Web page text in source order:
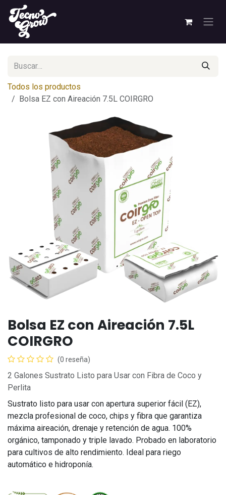
Ir al contenido
Todos los productos
Bolsa EZ con Aireación 7.5L COIRGRO
Bolsa EZ con Aireación 7.5L
COIRGRO
(0 reseña)
2 Galones Sustrato Listo para Usar con Fibra de Coco y
Perlita
Sustrato listo para usar con apertura superior fácil (EZ),
mezcla profesional de coco, chips y fibra que garantiza
máxima aireación, drenaje y retención de agua. 100%
orgánico, tamponado y triple lavado. Probado en laboratorio
para cultivos de alto rendimiento. Ideal para riego
automático e hidroponía.